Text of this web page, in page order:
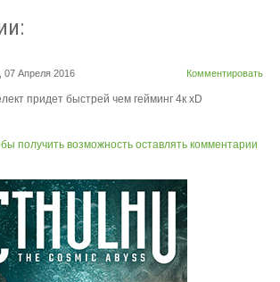
Комментировать
07 Апреля 2016
придет быстрей чем гейминг 4к xD
получить возможность оставлять комментарии